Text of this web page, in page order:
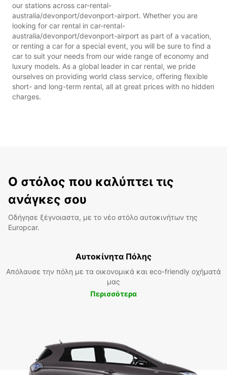
our stations across car-rental-
australia/devonport/devonport-airport. Whether you are
looking for car rental in car-rental-
australia/devonport/devonport-airport as part of a vacation,
or renting a car for a special event, you will be sure to find a
car to suit your needs from our wide range of economy and
luxury models. As a global leader in car rental, we pride
ourselves on providing world class service, offering flexible
short- and long-term rental, all at great prices with no hidden
charges.
Ο στόλος που καλύπτει τις
ανάγκες σου
Οδήγησε ξέγνοιαστα, με το νέο στόλο αυτοκινήτων της
Europcar.
Αυτοκίνητα Πόλης
Απόλαυσε την πόλη με τα οικονομικά και eco-friendly οχήματά
μας
Περισσότερα